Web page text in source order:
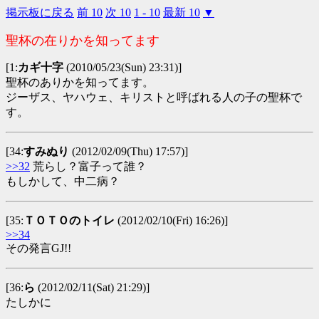
掲示板に戻る 前 10 次 10 1 - 10 最新 10 ▼
聖杯の在りかを知ってます
[1:カギ十字 (2010/05/23(Sun) 23:31)]
聖杯のありかを知ってます。
ジーザス、ヤハウェ、キリストと呼ばれる人の子の聖杯で
す。
[34:すみぬり (2012/02/09(Thu) 17:57)]
>>32 荒らし？富子って誰？
もしかして、中二病？
[35: ＴＯＴＯのトイレ (2012/02/10(Fri) 16:26)]
>>34
その発言GJ!!
[36:ら (2012/02/11(Sat) 21:29)]
たしかに